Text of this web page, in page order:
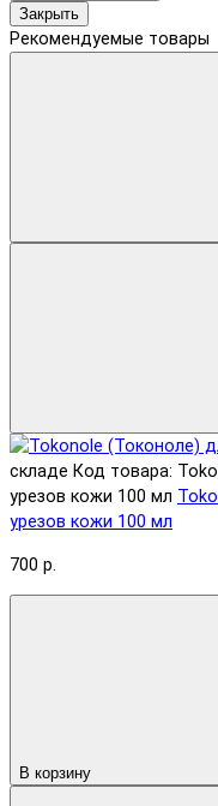
Закрыть
Рекомендуемые товары
складе Код товара:
урезов кожи 100 мл
урезов кожи 100 мл
700 р.
В корзину